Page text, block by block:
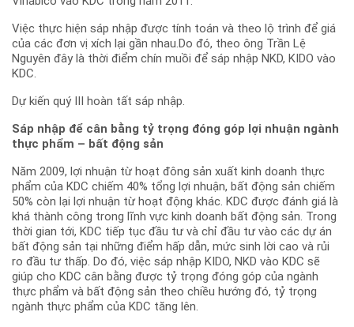
Việc thực hiện sáp nhập được tính toán và theo lộ trình để giá
của các đơn vị xích lại gần nhau.Do đó, theo ông Trần Lệ
Nguyên đây là thời điểm chín muồi để sáp nhập NKD, KIDO vào
KDC.
Dự kiến quý III hoàn tất sáp nhập.
Sáp nhập để cân bằng tỷ trọng đóng góp lợi nhuận ngành
thực phẩm – bất động sản
Năm 2009, lợi nhuận từ hoạt đông sản xuất kinh doanh thực
phẩm của KDC chiếm 40% tổng lợi nhuận, bất động sản chiếm
50% còn lại lợi nhuận từ hoạt động khác. KDC được đánh giá là
khá thành công trong lĩnh vực kinh doanh bất động sản. Trong
thời gian tới, KDC tiếp tục đầu tư và chỉ đầu tư vào các dự án
bất động sản tại những điểm hấp dẫn, mức sinh lời cao và rủi
ro đầu tư thấp. Do đó, việc sáp nhập KIDO, NKD vào KDC sẽ
giúp cho KDC cân bằng được tỷ trọng đóng góp của ngành
thực phẩm và bất động sản theo chiều hướng đó, tỷ trọng
ngành thực phẩm của KDC tăng lên.